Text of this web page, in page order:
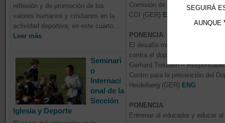
reflexión y de promoción de los
valores humanos y cristianos en la
actividad deportiva, en este cuarto...
Leer más
Seminari
o
Internaci
onal de la
Sección
Iglesia y Deporte
Comisión de Educación y
COI (GER) ENG
PONENCIA:
El desafío más grande.
contra el doping
Gerhard Treutlein –
Centro para la prevención del
Heidelberg (GER) ENG
PONENCIA:
Entrenar al educador y educar al
SEGUIRÁ
AUNQUE